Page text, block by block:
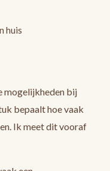
huis
mogelijkheden bij
bepaalt hoe vaak
Ik meet dit vooraf